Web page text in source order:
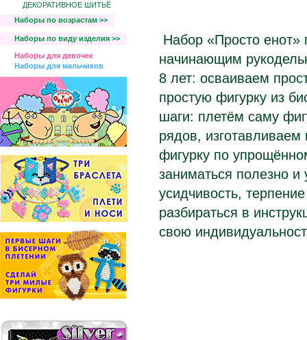
ДЕКОРАТИВНОЕ ШИТЬЁ
Наборы по возрастам >>
Наборы по виду изделия >>
Наборы для девочек
Наборы для мальчиков
Набор «Просто енот»
начинающим
8 лет: осваиваем
простую фигурку из
шаги: плетём саму
рядов,
фигурку по
заниматься полезно и
усидчивость,
разбираться в
свою